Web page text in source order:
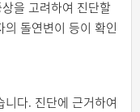
을 고려하여 진단할
돌연변이 등이 확인
다. 진단에 근거하여